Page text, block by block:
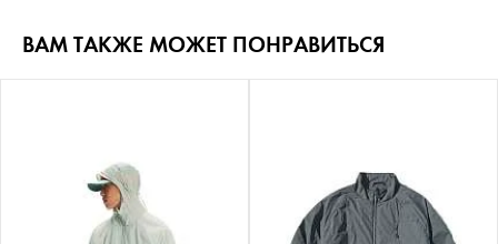
ВАМ ТАКЖЕ МОЖЕТ ПОНРАВИТЬСЯ